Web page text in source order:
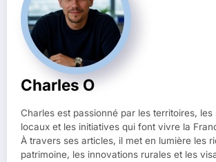
Charles O
Charles est passionné par les territoires,
locaux et les initiatives qui font vivre la
À travers ses articles, il met en lumière les
patrimoine, les innovations rurales et les